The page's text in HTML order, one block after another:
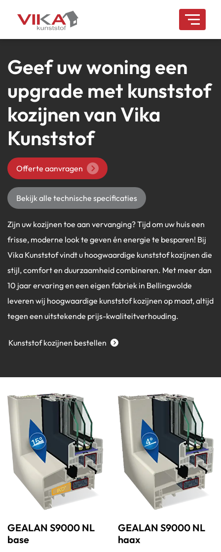
Geef uw woning een
upgrade met kunststof
kozijnen van Vika
Kunststof
Offerte aanvragen
Bekijk alle technische specificaties
Zijn uw kozijnen toe aan vervanging? Tijd om uw huis een
frisse, moderne look te geven én energie te besparen! Bij
Vika Kunststof vindt u hoogwaardige kunststof kozijnen die
stijl, comfort en duurzaamheid combineren. Met meer dan
10 jaar ervaring en een eigen fabriek in Bellingwolde
leveren wij hoogwaardige kunststof kozijnen op maat, altijd
tegen een uitstekende prijs-kwaliteitverhouding.
Kunststof kozijnen bestellen
GEALAN S9000 NL
base
GEALAN S9000 NL
haax